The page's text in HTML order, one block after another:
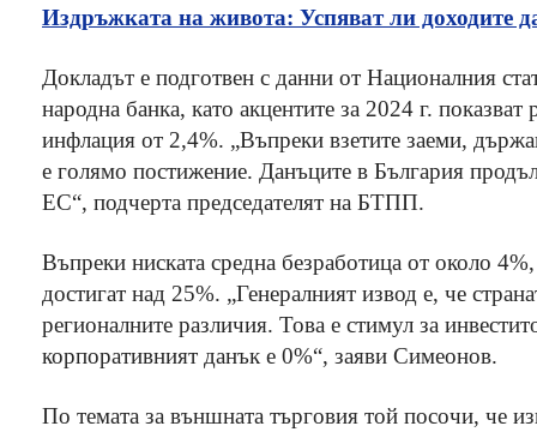
Издръжката на живота: Успяват ли доходите
Докладът е подготвен с данни от Националния
народна банка, като акцентите за 2024 г.
инфлация от 2,4%. „Въпреки взетите заеми,
е голямо постижение. Данъците в България
ЕС“, подчерта председателят на БТПП.
Въпреки ниската средна безработица от около
достигат над 25%. „Генералният извод е, че
регионалните различия. Това е стимул за
корпоративният данък е 0%“, заяви Симеонов.
По темата за външната търговия той посочи, че